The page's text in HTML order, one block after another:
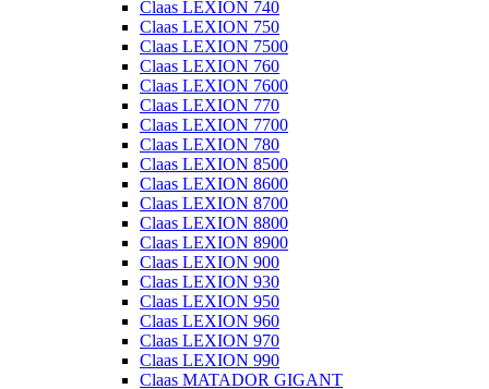
Claas LEXION 740
Claas LEXION 750
Claas LEXION 7500
Claas LEXION 760
Claas LEXION 7600
Claas LEXION 770
Claas LEXION 7700
Claas LEXION 780
Claas LEXION 8500
Claas LEXION 8600
Claas LEXION 8700
Claas LEXION 8800
Claas LEXION 8900
Claas LEXION 900
Claas LEXION 930
Claas LEXION 950
Claas LEXION 960
Claas LEXION 970
Claas LEXION 990
Claas MATADOR GIGANT